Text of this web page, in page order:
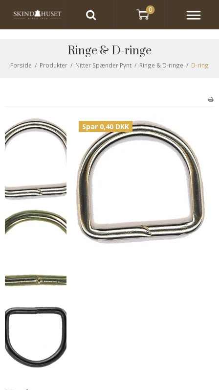
Ringe & D-ringe
Forside / Produkter / Nitter Spænder Pynt / Ringe & D-ringe / D-ring
Spar 0,40 DKK
0